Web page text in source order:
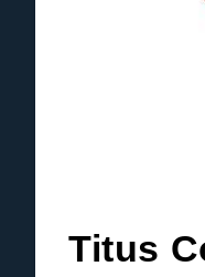
Titus